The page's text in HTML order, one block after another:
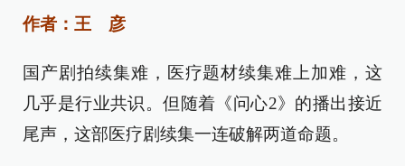
作者：王 彦
国产剧拍续集难，医疗题材续集难上加难，这
几乎是行业共识。但随着《问心2》的播出接近
尾声，这部医疗剧续集一连破解两道命题。